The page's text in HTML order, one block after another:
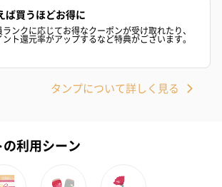
お届けいたします。ギフトへの＋αにおすすめ
（バナナ味）（540円）
ば買うほどお得に
ランクに応じてお得なクーポンが受け取れたり、
ント還元率がアップするなど特典がございます。
タンプについて詳しく見る
利用シーン